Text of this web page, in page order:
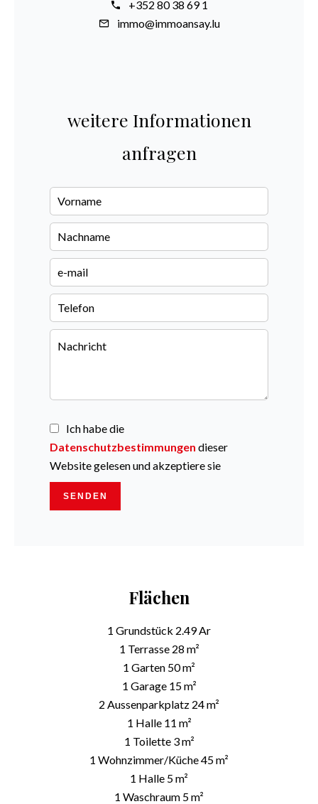
+352 80 38 69 1
immo@immoansay.lu
weitere Informationen
anfragen
Ich habe die
Datenschutzbestimmungen dieser
Website gelesen und akzeptiere sie
SENDEN
Flächen
1 Grundstück 2.49 Ar
1 Terrasse 28 m²
1 Garten 50 m²
1 Garage 15 m²
2 Aussenparkplatz 24 m²
1 Halle 11 m²
1 Toilette 3 m²
1 Wohnzimmer/Küche45 m²
1 Halle 5 m²
1 Waschraum 5 m²